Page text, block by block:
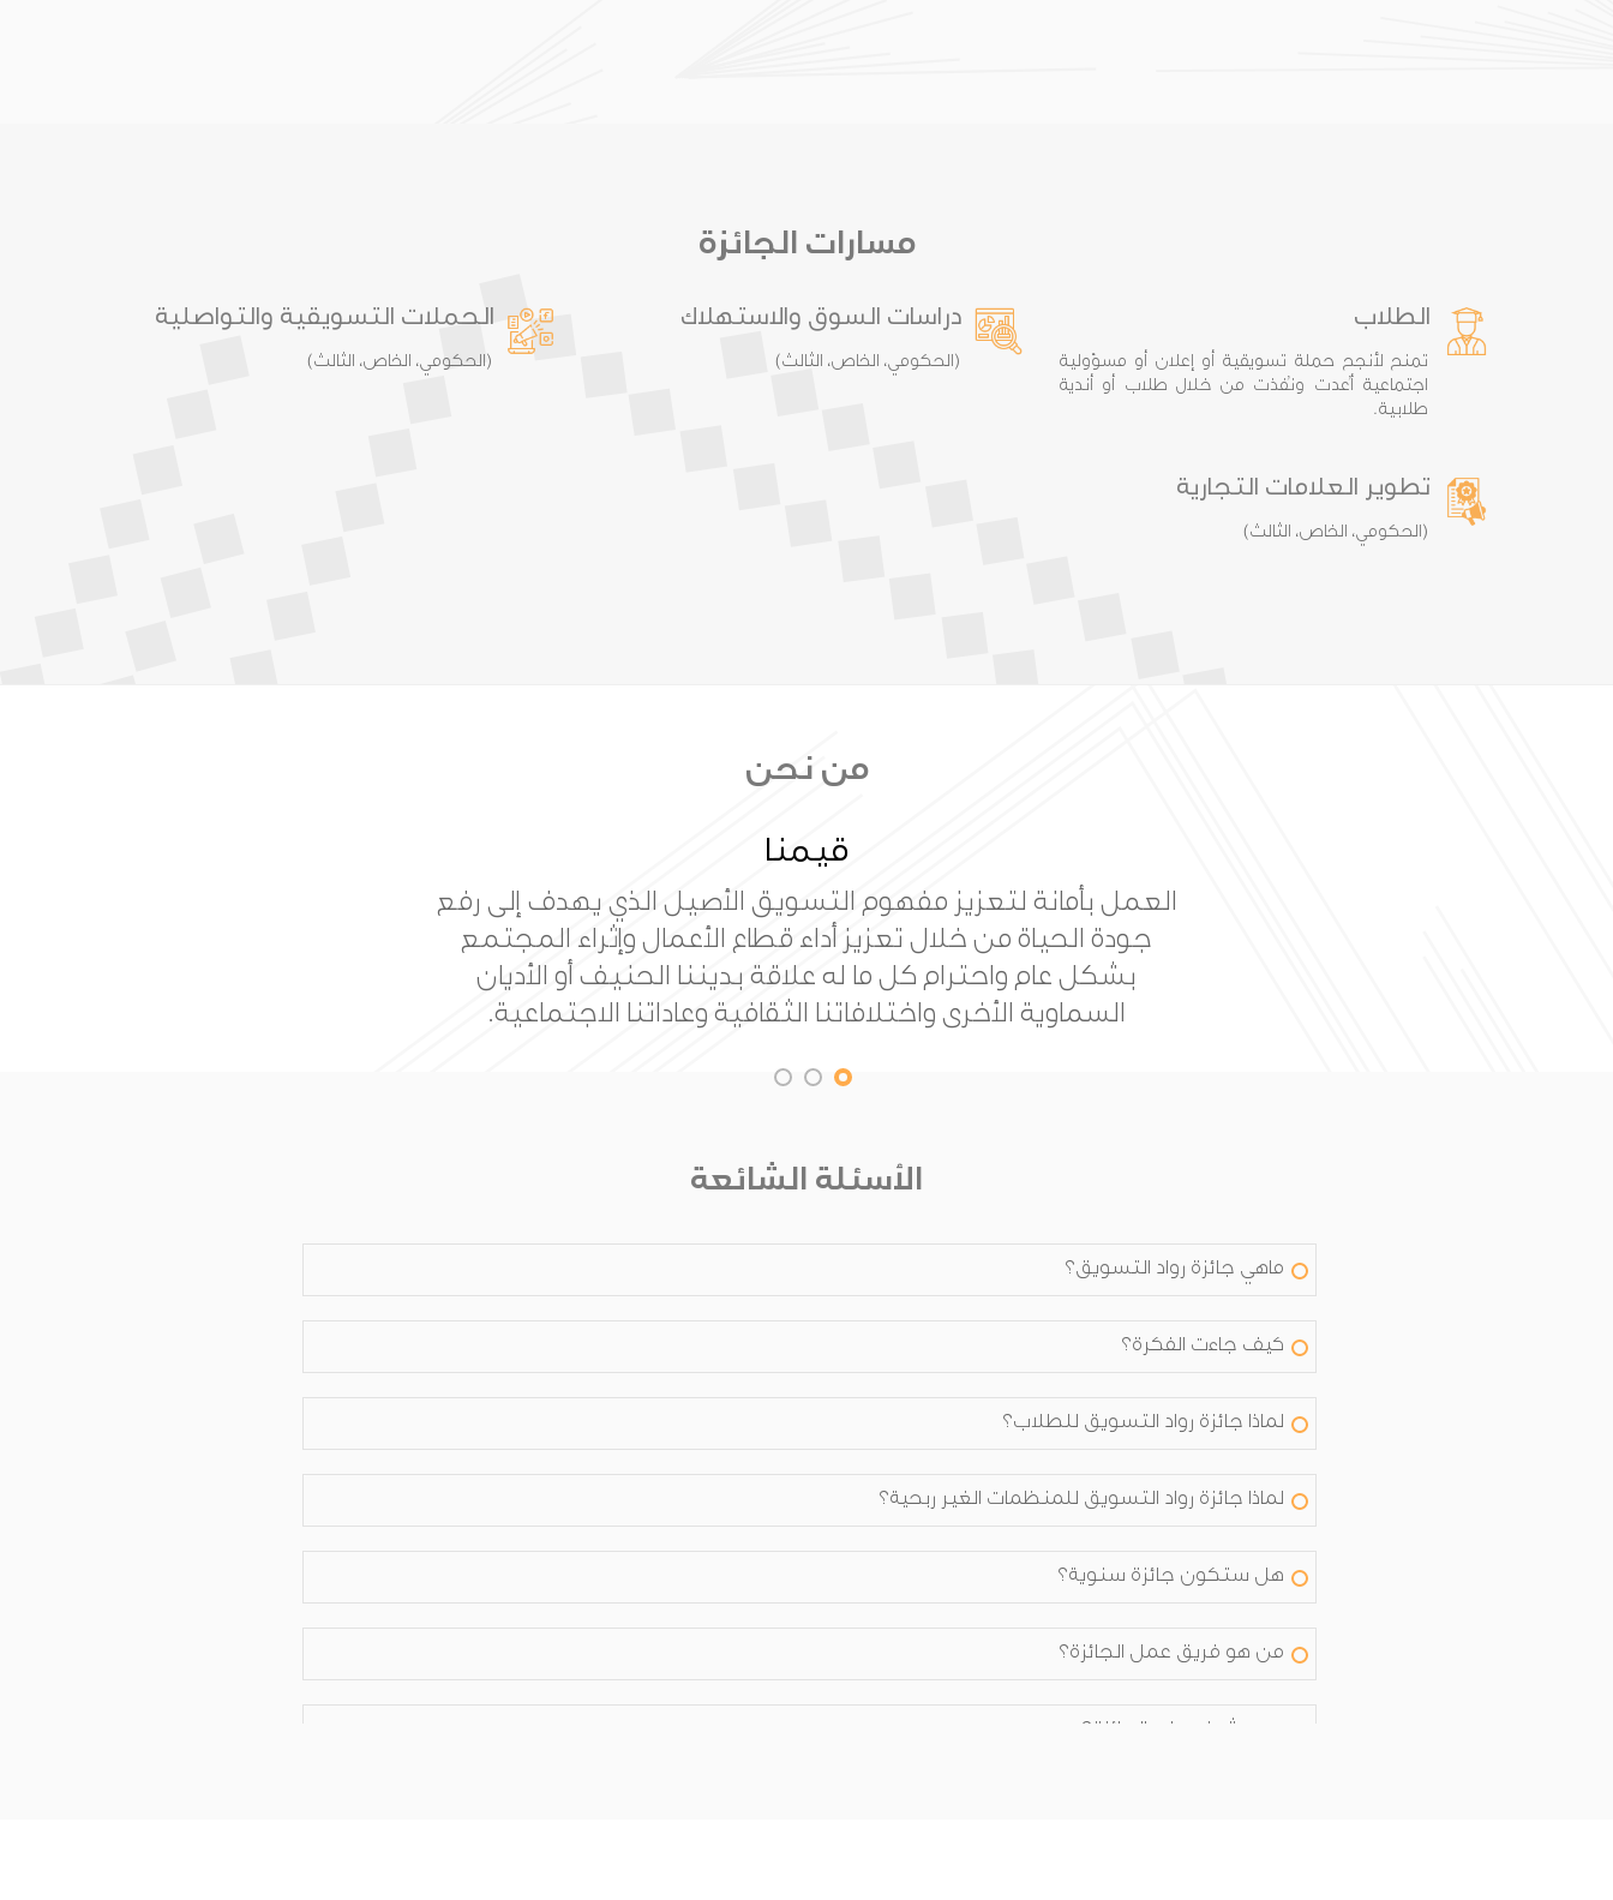
مسارات الجائزة
الطلاب
تمنح لأنجح حملة تسويقية أو إعلان أو مسؤولية
اجتماعية أُعدت ونُفذت من خلال طلاب أو أندية
طلابية.
دراسات السوق والاستهلاك
(الحكومي، الخاص، الثالث)
الحملات التسويقية والتواصلية
(الحكومي، الخاص، الثالث)
تطوير العلامات التجارية
(الحكومي، الخاص، الثالث)
من نحن
رسالتنا
بناء جائزة عالمية للتسويق تعمل على تقدم علم التسويق من
خلال المصداقية والمعايير ذات الجودة العالية للمساهمة في
بناء مجتمع معرفي.
الأسئلة الشائعة
ماهي جائزة رواد التسويق؟
كيف جاءت الفكرة؟
لماذا جائزة رواد التسويق للطلاب؟
لماذا جائزة رواد التسويق للمنظمات الغير ربحية؟
هل ستكون جائزة سنوية؟
من هو فريق عمل الجائزة؟